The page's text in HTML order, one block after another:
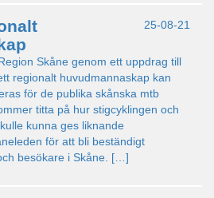
25-08-21
Skåne genom ett uppdrag till
regionalt huvudmannaskap kan
för de publika skånska mtb
titta på hur stigcyklingen och
kunna ges liknande
för att bli beständigt
besökare i Skåne. […]